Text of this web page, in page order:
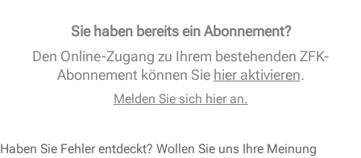
Sie haben bereits ein Abonnement?
Den Online-Zugang zu Ihrem bestehenden ZFK-
Abonnement können Sie hier aktivieren.
Melden Sie sich hier an.
Haben Sie Fehler entdeckt? Wollen Sie uns Ihre Meinung